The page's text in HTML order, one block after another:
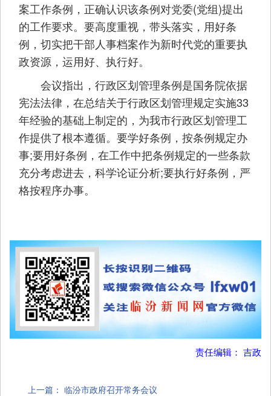
案工作条例，正确认识该条例对党委(党组)提出
的工作要求。要高度重视，带头落实，用好条
例，切实把干部人事档案作为新时代党的重要执
政资源，运用好、执行好。
会议指出，行政区划管理条例是国务院依据
宪法法律，在总结关于行政区划管理规定实施33
年经验的基础上制定的，为我市行政区划管理工
作提供了根本遵循。要学好条例，按条例规定办
事;要用好条例，在工作中把条例规定的一些条款
充分考虑进去，科学论证分析;要执行好条例，严
格按程序办事。
责任编辑： 吉政
上一篇： 临汾市政府召开常务会议